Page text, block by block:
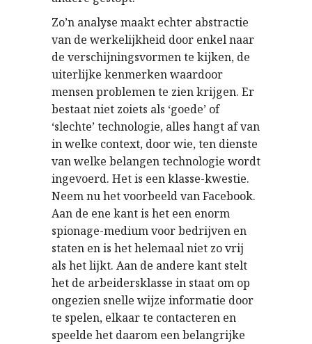
Zo’n analyse maakt echter abstractie
van de werkelijkheid door enkel naar
de verschijningsvormen te kijken, de
uiterlijke kenmerken waardoor
mensen problemen te zien krijgen. Er
bestaat niet zoiets als ‘goede’ of
‘slechte’ technologie, alles hangt af van
in welke context, door wie, ten dienste
van welke belangen technologie wordt
ingevoerd. Het is een klasse-kwestie.
Neem nu het voorbeeld van Facebook.
Aan de ene kant is het een enorm
spionage-medium voor bedrijven en
staten en is het helemaal niet zo vrij
als het lijkt. Aan de andere kant stelt
het de arbeidersklasse in staat om op
ongezien snelle wijze informatie door
te spelen, elkaar te contacteren en
speelde het daarom een belangrijke